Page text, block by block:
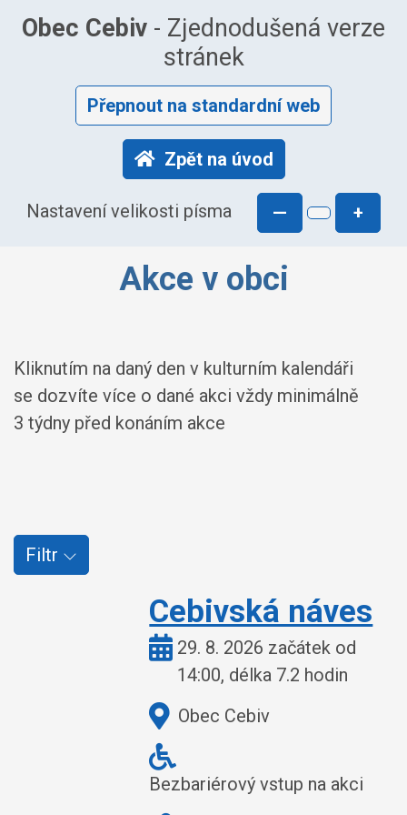
Obec Cebiv - Zjednodušená verze
stránek
Přepnout na standardní web
Zpět na úvod
Nastavení velikosti písma — +
Akce v obci
Kliknutím na daný den v kulturním kalendáři
se dozvíte více o dané akci vždy minimálně
3 týdny před konáním akce
Filtr
Cebivská náves
Kdy:29. 8. 2026 začátek od
14:00, délka 7.2 hodin
Kde:Obec Cebiv
Bezbariérový vstup na akci